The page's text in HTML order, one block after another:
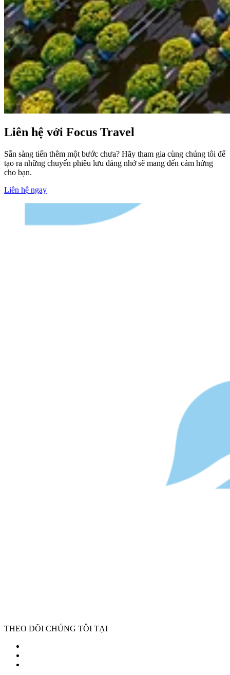
Liên hệ với Focus Travel
Sẵn sàng tiến thêm một bước chưa? Hãy tham gia cùng chúng tôi để
tạo ra những chuyến phiêu lưu đáng nhớ sẽ mang đến cảm hứng
cho bạn.
Liên hệ ngay
THEO DÕI CHÚNG TÔI TẠI